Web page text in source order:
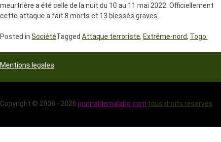
meurtrière a été celle de la nuit du 10 au 11 mai 2022. Officiellement
cette attaque a fait 8 morts et 13 blessés graves.
Posted in SociétéTagged Attaque terroriste, Extrême-nord, Togo.
Mentions legales
Copyright © 2008 - 2026 journaldemalabo.com tous droits reservés